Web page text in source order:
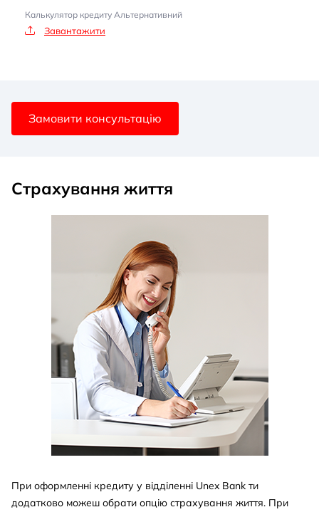
Калькулятор кредиту Альтернативний
Завантажити
Замовити консультацію
При оформленні кредиту у відділенні Unex Bank ти
додатково можеш обрати опцію страхування життя. При
Страхування життя